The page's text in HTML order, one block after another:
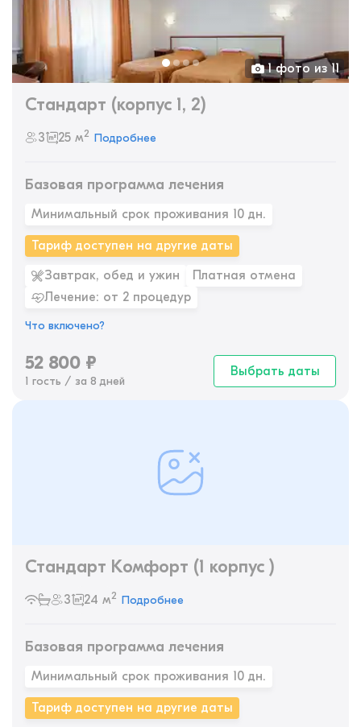
1 фото из 11
Стандарт (корпус 1, 2)
3 25 м2 Подробнее
Базовая программа лечения
Минимальный срок проживания 10 дн.
Тариф доступен на другие даты
Завтрак, обед и ужин
Платная отмена
Лечение: от 2 процедур
Что включено?
52 800 ₽
1 гость / за 8 дней
Выбрать даты
Стандарт Комфорт (1 корпус )
3 24 м2 Подробнее
Базовая программа лечения
Минимальный срок проживания 10 дн.
Тариф доступен на другие даты